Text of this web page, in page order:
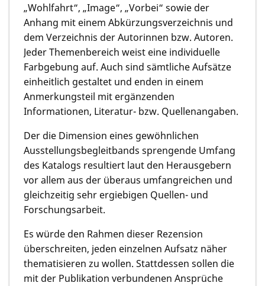
„Wohlfahrt“, „Image“, „Vorbei“ sowie der
Anhang mit einem Abkürzungsverzeichnis und
dem Verzeichnis der Autorinnen bzw. Autoren.
Jeder Themenbereich weist eine individuelle
Farbgebung auf. Auch sind sämtliche Aufsätze
einheitlich gestaltet und enden in einem
Anmerkungsteil mit ergänzenden
Informationen, Literatur- bzw. Quellenangaben.
Der die Dimension eines gewöhnlichen
Ausstellungsbegleitbands sprengende Umfang
des Katalogs resultiert laut den Herausgebern
vor allem aus der überaus umfangreichen und
gleichzeitig sehr ergiebigen Quellen- und
Forschungsarbeit.
Es würde den Rahmen dieser Rezension
überschreiten, jeden einzelnen Aufsatz näher
thematisieren zu wollen. Stattdessen sollen die
mit der Publikation verbundenen Ansprüche